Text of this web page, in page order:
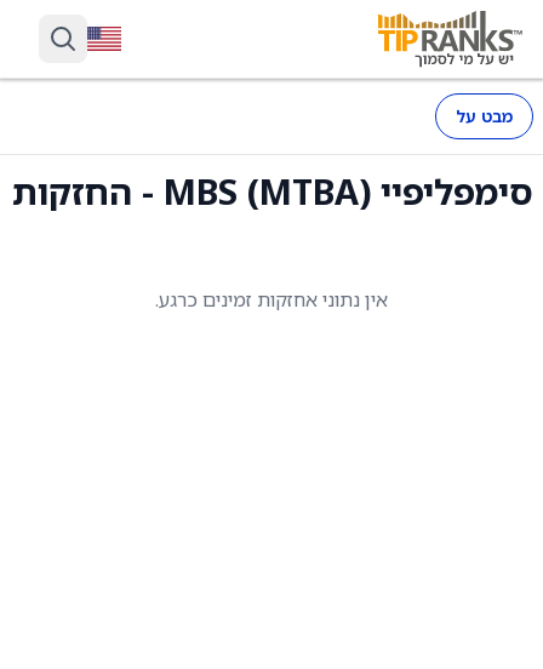
מבט על
סימפליפיי MBS (MTBA) - החזקות
אין נתוני אחזקות זמינים כרגע.